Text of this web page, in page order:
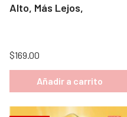
Alto, Más Lejos,
$169.00
Añadir a carrito